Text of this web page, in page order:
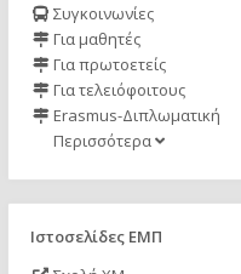
Συγκοινωνίες
Για μαθητές
Για πρωτοετείς
Για τελειόφοιτους
Erasmus-Διπλωματική
Περισσότερα
Ιστοσελίδες ΕΜΠ